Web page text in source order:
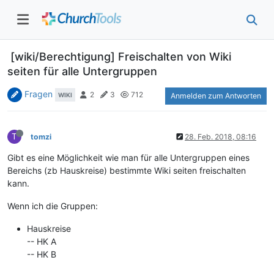
[wiki/Berechtigung] Freischalten von Wiki
seiten für alle Untergruppen
Fragen WIKI 2 3 712 Anmelden zum Antworten
T tomzi 28. Feb. 2018, 08:16
Gibt es eine Möglichkeit wie man für alle Untergruppen eines
Bereichs (zb Hauskreise) bestimmte Wiki seiten freischalten
kann.
Wenn ich die Gruppen:
Hauskreise
-- HK A
-- HK B